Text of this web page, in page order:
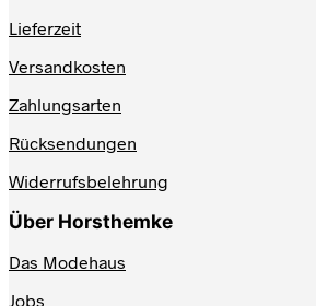
Lieferzeit
Versandkosten
Zahlungsarten
Rücksendungen
Widerrufsbelehrung
Über Horsthemke
Das Modehaus
Jobs